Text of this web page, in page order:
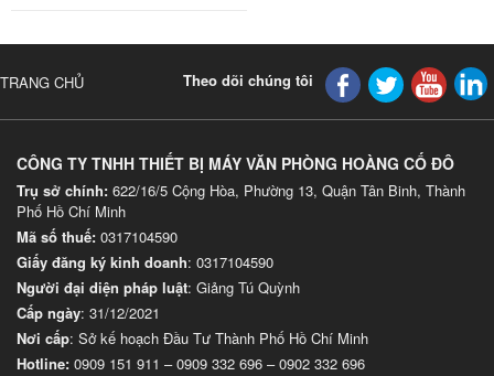
TRANG CHỦ Theo dõi chúng tôi
CÔNG TY TNHH THIẾT BỊ MÁY VĂN PHÒNG HOÀNG CỐ ĐÔ
Trụ sở chính: 622/16/5 Cộng Hòa, Phường 13, Quận Tân Binh, Thành
Phố Hồ Chí Minh
Mã số thuế: 0317104590
Giấy đăng ký kinh doanh: 0317104590
Người đại diện pháp luật: Giảng Tú Quỳnh
Cấp ngày: 31/12/2021
Nơi cấp: Sở kế hoạch Đầu Tư Thành Phố Hồ Chí Minh
Hotline: 0909 151 911 –0909 332 696 –0902 332 696